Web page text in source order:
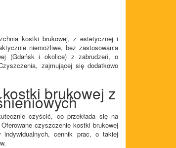
kostki brukowej, z estetycznej i
niemożliwe, bez zastosowania
(Gdańsk i okolice) z zabrudzeń, o
zajmującej się dodatkowo
brukowej z
czyścić, co przekłada się na
czyszczenie kostki brukowej
indywidualnych, cennik prac, o takiej